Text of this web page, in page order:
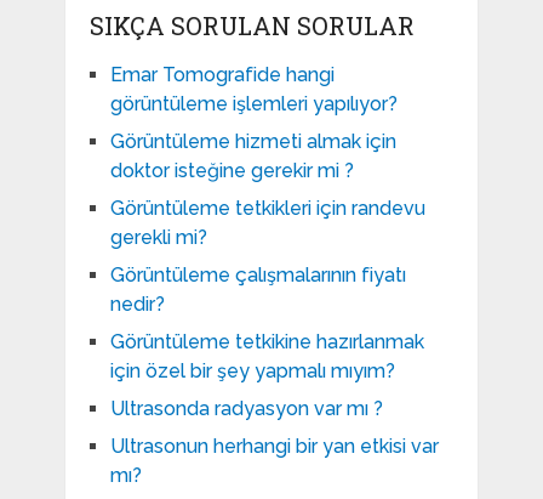
SIKÇA SORULAN SORULAR
Emar Tomografide hangi
görüntüleme işlemleri yapılıyor?
Görüntüleme hizmeti almak için
doktor isteğine gerekir mi ?
Görüntüleme tetkikleri için randevu
gerekli mi?
Görüntüleme çalışmalarının fiyatı
nedir?
Görüntüleme tetkikine hazırlanmak
için özel bir şey yapmalı mıyım?
Ultrasonda radyasyon var mı ?
Ultrasonun herhangi bir yan etkisi var
mı?